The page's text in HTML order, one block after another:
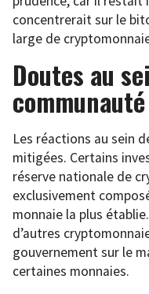
concentrerait sur le
large de
Doutes au
Les réactions au sein
mitigées. Certains
réserve nationale de
exclusivement
monnaie la plus
d’autres
gouvernement sur le
certaines monnaies.